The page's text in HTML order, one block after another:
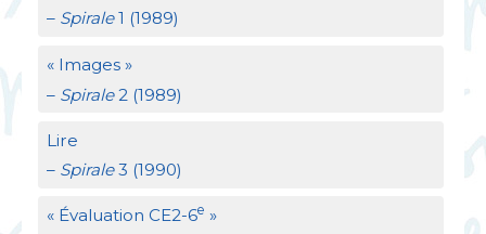
– Spirale1 (1989)
« Images »
– Spirale2 (1989)
Lire
– Spirale3 (1990)
« Évaluation CE2-6e »